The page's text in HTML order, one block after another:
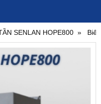
SENLAN HOPE800